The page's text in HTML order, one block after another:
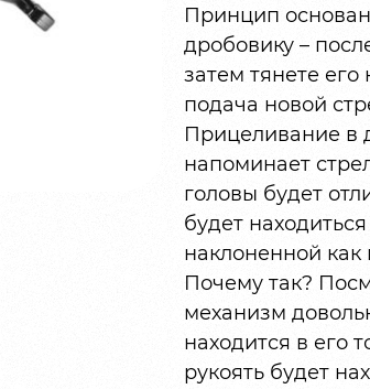
Принцип
дробовику –
затем тянете
подача новой
Прицеливание в
напоминает
головы будет
будет
наклоненной как
Почему так?
механизм
находится в его
рукоять будет